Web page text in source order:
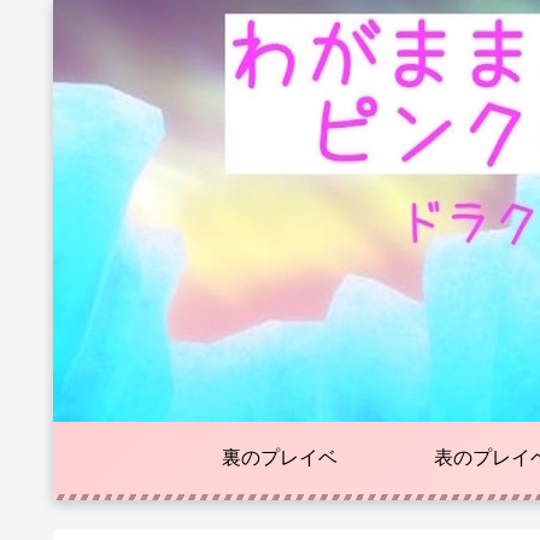
裏のプレイベ 表のプレイ